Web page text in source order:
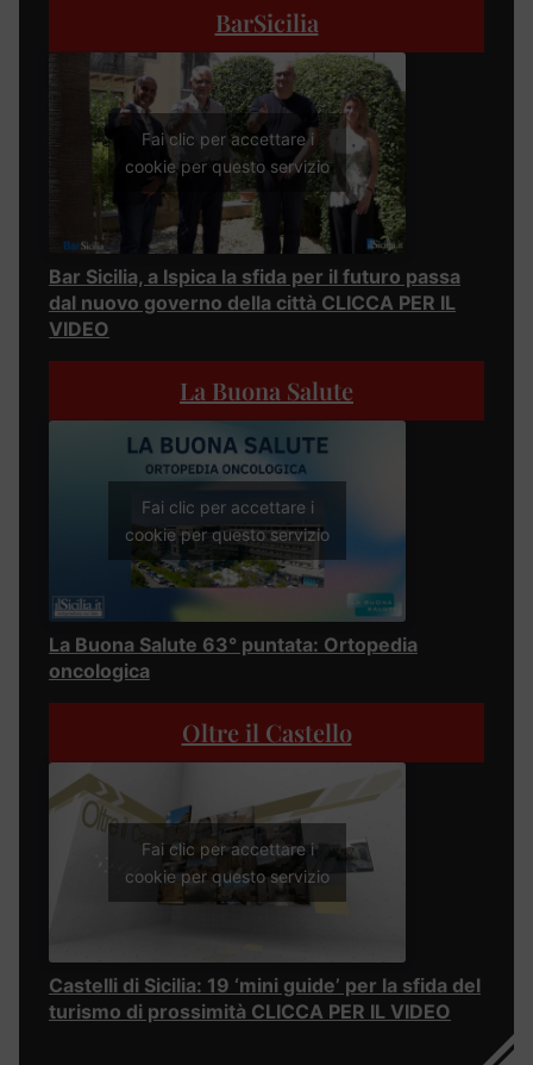
BarSicilia
Fai clic per accettare i
cookie per questo servizio
Bar Sicilia, a Ispica la sfida per il futuro passa
dal nuovo governo della città CLICCA PER IL
VIDEO
La Buona Salute
Fai clic per accettare i
cookie per questo servizio
La Buona Salute 63° puntata: Ortopedia
oncologica
Oltre il Castello
Fai clic per accettare i
cookie per questo servizio
Castelli di Sicilia: 19 ‘mini guide’ per la sfida del
turismo di prossimità CLICCA PER IL VIDEO